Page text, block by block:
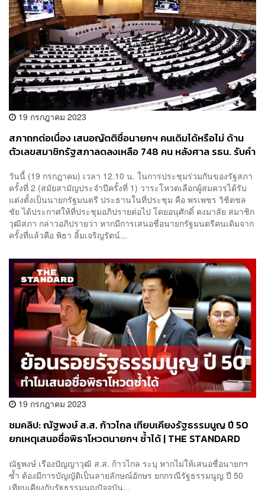
19 กรกฎาคม 2023
สภาถกต่อเนื่อง เสนอญัตติชื่อนายกฯ คนเดิมได้หรือไม่ ด้าน
ตัวเลขสมาชิกรัฐสภาลดลงเหลือ 748 คน หลังศาล รธน. รับคำ
วันนี้ (19 กรกฎาคม) เวลา 12.10 น. ในการประชุมร่วมกันของรัฐสภา
ครั้งที่ 2 (สมัยสามัญประจำปีครั้งที่ 1) วาระโหวตเลือกผู้สมควรได้รับ
แต่งตั้งเป็นนายกรัฐมนตรี ประธานในที่ประชุม คือ พรเพชร วิชิตชล
ชัย ได้ประกาศให้ที่ประชุมอภิปรายต่อไป โดยอนุศักดิ์ คงมาลัย สมาชิก
วุฒิสภา กล่าวอภิปรายว่า หากมีการเสนอชื่อนายกรัฐมนตรีคนเดิมจาก
ครั้งที่แล้วคือ พิธา ลิ้มเจริญรัตน์...
19 กรกฎาคม 2023
ชมคลิป: ณัฐพงษ์ ส.ส. ก้าวไกล เทียบเคียงรัฐธรรมนูญ ปี 50
ยกเหตุเสนอชื่อพิธาโหวตนายกฯ​ ซ้ำได้ | THE STANDARD
ณัฐพงษ์ เรืองปัญญาวุฒิ ส.ส. ก้าวไกล ระบุ หากไม่ให้เสนอชื่อนายกฯ
ซ้ำ ต้องมีการบัญญัติเป็นลายลักษณ์อักษร ยกกรณีรัฐธรรมนูญ ปี 50
เทียบเคียงกับรัฐธรรมนูญปัจจุบัน...